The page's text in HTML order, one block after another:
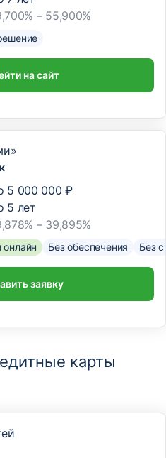
– 55,900%
на сайт
5 000 000 ₽
5 лет
– 39,895%
Без обеспечения Без
заявку
карты